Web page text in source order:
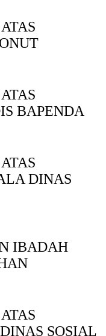
BAPENDA
DINAS
IBADAH
SOSIAL